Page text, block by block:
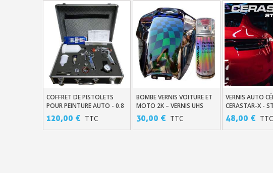
Ajouter Au Panier
COFFRET DE PISTOLETS
POUR PEINTURE AUTO - 0.8
- 1.0 - 1.4 - 1.8MM
120,00 € TTC
Ajouter Au Panier
BOMBE VERNIS VOITURE ET
MOTO 2K – VERNIS UHS
290ML
30,00 € TTC
Ajouter Au
VERNIS AUTO
CERASTAR-X -
48,00 € TTC